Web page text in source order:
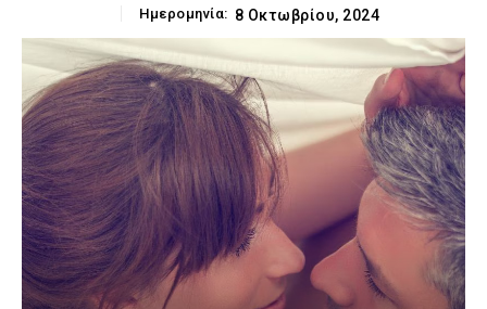
Ημερομηνία: 8 Οκτωβρίου, 2024